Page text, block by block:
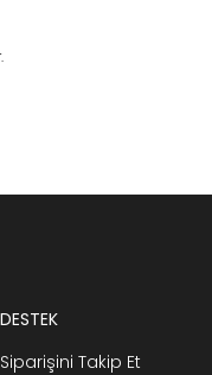
DESTEK
Siparişini Takip Et